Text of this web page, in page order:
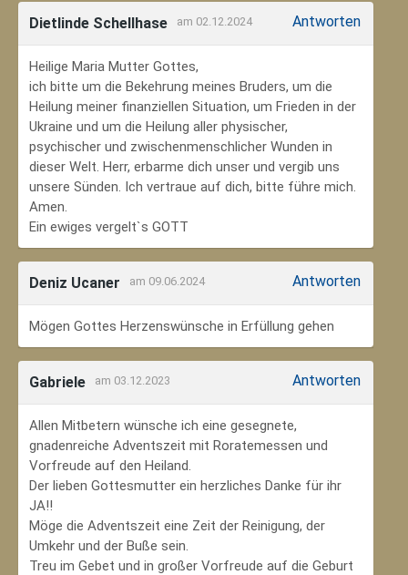
Dietlinde Schellhase am 02.12.2024 Antworten
Heilige Maria Mutter Gottes,
ich bitte um die Bekehrung meines Bruders, um die
Heilung meiner finanziellen Situation, um Frieden in der
Ukraine und um die Heilung aller physischer,
psychischer und zwischenmenschlicher Wunden in
dieser Welt. Herr, erbarme dich unser und vergib uns
unsere Sünden. Ich vertraue auf dich, bitte führe mich.
Amen.
Ein ewiges vergelt`s GOTT
Deniz Ucaner am 09.06.2024 Antworten
Mögen Gottes Herzenswünsche in Erfüllung gehen
Gabriele am 03.12.2023 Antworten
Allen Mitbetern wünsche ich eine gesegnete,
gnadenreiche Adventszeit mit Roratemessen und
Vorfreude auf den Heiland.
Der lieben Gottesmutter ein herzliches Danke für ihr
JA!!
Möge die Adventszeit eine Zeit der Reinigung, der
Umkehr und der Buße sein.
Treu im Gebet und in großer Vorfreude auf die Geburt